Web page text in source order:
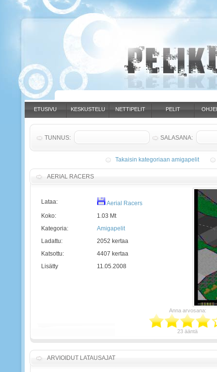
ETUSIVU KESKUSTELU NETTIPELIT PELIT
Takaisin kategoriaan amigapelit
AERIAL RACERS
Lataa:
Aerial Racers
Koko:
1.03 Mt
Kategoria:
Amigapelit
Ladattu:
2052 kertaa
Katsottu:
4407 kertaa
Lisätty
11.05.2008
Anna arvosana:
23 ääntä
ARVIOIDUT LATAUSAJAT
TUNNUS: SALASANA: